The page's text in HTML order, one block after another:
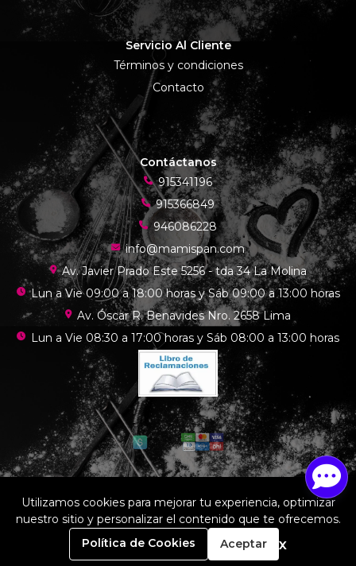
Servicio Al Cliente
Términos y condiciones
Contacto
Contáctanos
915341196
915366849
946086228
info@mamispan.com
Av. Javier Prado Este 5256 - tda 34 La Molina
Lun a Vie 09:00 a 18:00 horas y Sáb 09:00 a 13:00 horas
Av. Óscar R. Benavides Nro. 2658 Lima
Lun a Vie 08:30 a 17:00 horas y Sáb 08:00 a 13:00 horas
Mamis chef © 2026
¿Te gusta mi tienda? Yo vendo conBsale
0
Utilizamos cookies para mejorar tu experiencia, optimizar
nuestro sitio y personalizar el contenido que te ofrecemos.
Política de Cookies
Aceptar x